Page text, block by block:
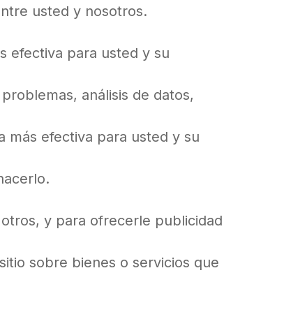
usted y nosotros.
efectiva para usted y su
análisis de datos,
más efectiva para usted y su
y para ofrecerle publicidad
sobre bienes o servicios que